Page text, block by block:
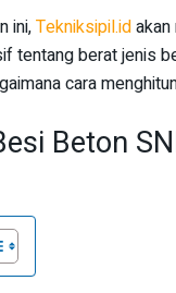
ini,Tekniksipil.id
tentang berat jenis
cara
Beton